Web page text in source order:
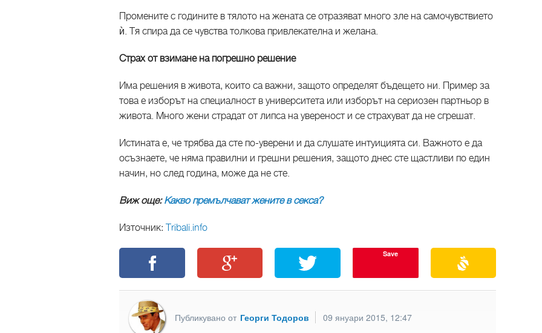
Промените с годините в тялото на жената се отразяват много зле на самочувствието
ѝ. Тя спира да се чувства толкова привлекателна и желана.
Страх от взимане на погрешно решение
Има решения в живота, които са важни, защото определят бъдещето ни. Пример за
това е изборът на специалност в университета или изборът на сериозен партньор в
живота. Много жени страдат от липса на увереност и се страхуват да не сгрешат.
Истината е, че трябва да сте по-уверени и да слушате интуицията си. Важното е да
осъзнаете, че няма правилни и грешни решения, защото днес сте щастливи по един
начин, но след година, може да не сте.
Виж още:Какво премълчават жените в секса?
Източник: Тribali.info
Save
Публикувано от Георги Тодоров 09 януари 2015, 12:47